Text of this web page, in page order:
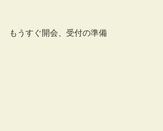
もうすぐ開会、受付の準備